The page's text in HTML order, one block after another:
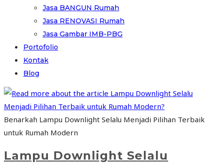
Jasa BANGUN Rumah
Jasa RENOVASI Rumah
Jasa Gambar IMB-PBG
Portofolio
Kontak
Blog
Benarkah Lampu Downlight Selalu Menjadi Pilihan Terbaik
untuk Rumah Modern
Lampu Downlight Selalu